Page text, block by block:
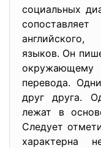
социальных
языков. Он
перевода.
друг друга.
лежат в
Следует
характерна